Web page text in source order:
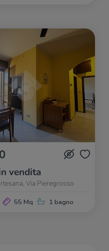
vendita
Via Pieregrosso
55 Mq 1 bagno